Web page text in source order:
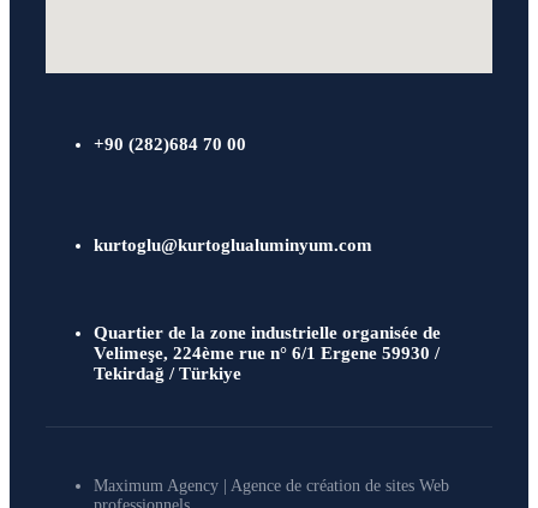
+90 (282)684 70 00
kurtoglu@kurtoglualuminyum.com
Quartier de la zone industrielle organisée de
Velimeşe, 224ème rue n° 6/1 Ergene 59930 /
Tekirdağ / Türkiye
Maximum Agency | Agence de création de sites Web